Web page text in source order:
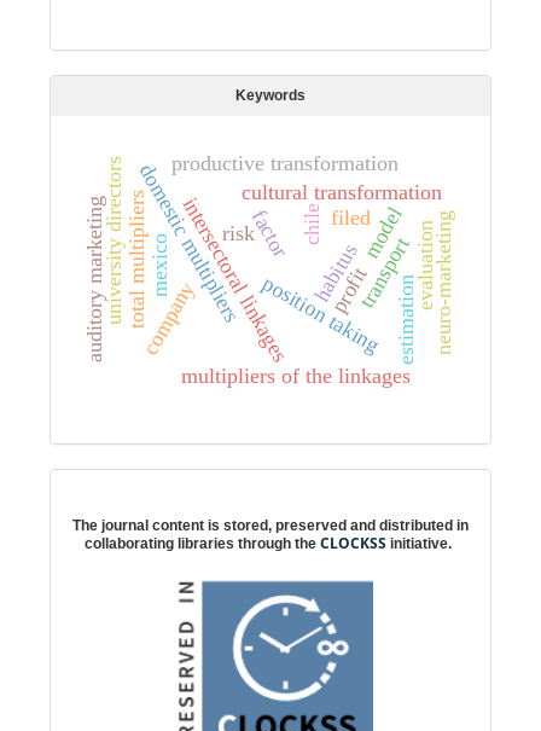
Keywords
filed
habitus
cultural transformation
position taking
intersectoral linkages
multipliers of the linkages
domestic multipliers
total multipliers
productive transformation
estimation
model
profit
risk
company
chile
mexico factor evaluation
university directors transport
auditory marketing neuro-marketing
The journal content is stored, preserved and distributed in
collaborating libraries through the CLOCKSS initiative.